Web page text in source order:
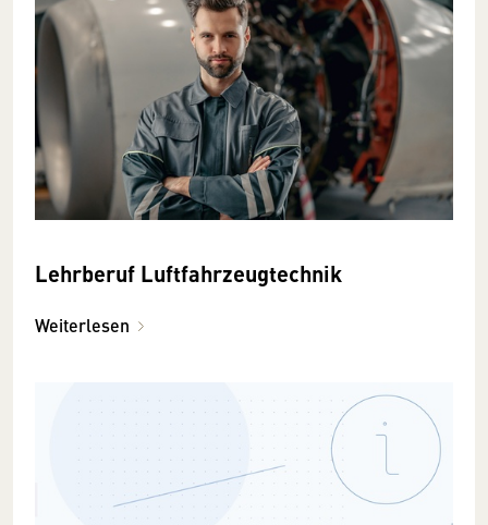
Lehrberuf Luftfahrzeugtechnik
Weiterlesen